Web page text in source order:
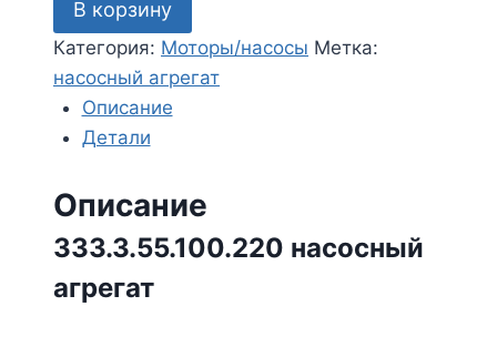
333.3.55.100.220
насосный
агрегат
В корзину
Категория: Моторы/насосы Метка:
насосный агрегат
Описание
Детали
Описание
333.3.55.100.220 насосный
агрегат